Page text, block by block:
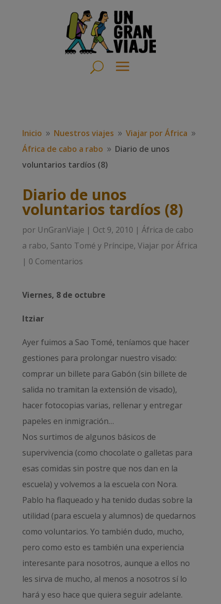
Inicio 9 Nuestros viajes 9 Viajar por África 9
África de cabo a rabo 9 Diario de unos
voluntarios tardíos (8)
Diario de unos
voluntarios tardíos (8)
por UnGranViaje | Oct 9, 2010 | África de cabo
a rabo, Santo Tomé y Príncipe, Viajar por África
| 0 Comentarios
Viernes, 8 de octubre
Itziar
Ayer fuimos a Sao Tomé, teníamos que hacer
gestiones para prolongar nuestro visado:
comprar un billete para Gabón (sin billete de
salida no tramitan la extensión de visado),
hacer fotocopias varias, rellenar y entregar
papeles en inmigración…
Nos surtimos de algunos básicos de
supervivencia (como chocolate o galletas para
esas comidas sin postre que nos dan en la
escuela) y volvemos a la escuela con Nora.
Pablo ha flaqueado y ha tenido dudas sobre la
utilidad (para escuela y alumnos) de quedarnos
como voluntarios. Yo también dudo, mucho,
pero como esto es también una experiencia
interesante para nosotros, aunque a ellos no
les sirva de mucho, al menos a nosotros sí lo
hará y eso hace que quiera seguir adelante.